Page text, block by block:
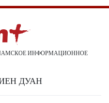
ИНФОРМАЦИОННОЕ
ДУАН